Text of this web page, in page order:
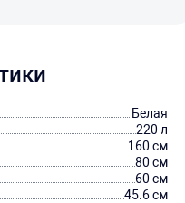
Белая
220 л
160 см
80 см
60 см
45.6 см